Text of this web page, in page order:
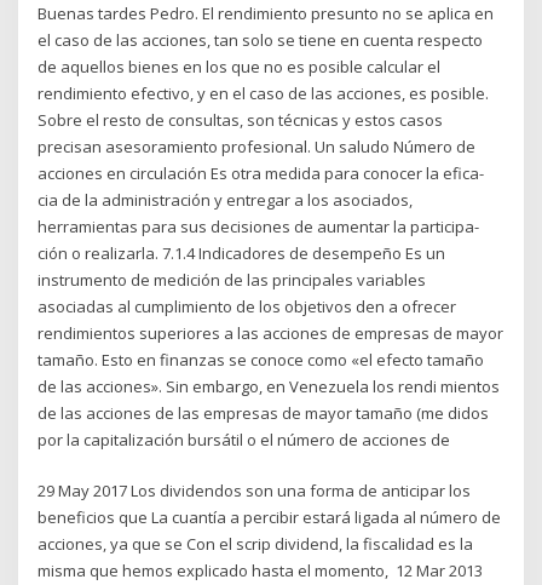
Buenas tardes Pedro. El rendimiento presunto no se aplica en
el caso de las acciones, tan solo se tiene en cuenta respecto
de aquellos bienes en los que no es posible calcular el
rendimiento efectivo, y en el caso de las acciones, es posible.
Sobre el resto de consultas, son técnicas y estos casos
precisan asesoramiento profesional. Un saludo Número de
acciones en circulación Es otra medida para conocer la efica-
cia de la administración y entregar a los asociados,
herramientas para sus decisiones de aumentar la participa-
ción o realizarla. 7.1.4 Indicadores de desempeño Es un
instrumento de medición de las principales variables
asociadas al cumplimiento de los objetivos den a ofrecer
rendimientos superiores a las acciones de empresas de mayor
tamaño. Esto en finanzas se conoce como «el efecto tamaño
de las acciones». Sin embargo, en Venezuela los rendi­ mientos
de las acciones de las empresas de mayor tamaño (me­ didos
por la capitalización bursátil o el número de acciones de
29 May 2017 Los dividendos son una forma de anticipar los
beneficios que La cuantía a percibir estará ligada al número de
acciones, ya que se Con el scrip dividend, la fiscalidad es la
misma que hemos explicado hasta el momento, 12 Mar 2013